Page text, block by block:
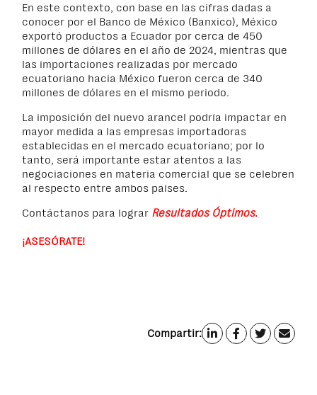
En este contexto, con base en las cifras dadas a
conocer por el Banco de México (Banxico), México
exportó productos a Ecuador por cerca de 450
millones de dólares en el año de 2024, mientras que
las importaciones realizadas por mercado
ecuatoriano hacia México fueron cerca de 340
millones de dólares en el mismo periodo.
La imposición del nuevo arancel podría impactar en
mayor medida a las empresas importadoras
establecidas en el mercado ecuatoriano; por lo
tanto, será importante estar atentos a las
negociaciones en materia comercial que se celebren
al respecto entre ambos países.
Contáctanos para lograr Resultados Óptimos.
¡ASESÓRATE!
Compartir: